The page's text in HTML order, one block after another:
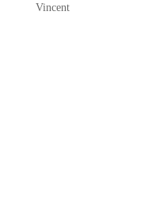
Vincent